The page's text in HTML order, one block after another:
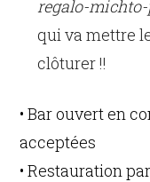
regalo-
qui va mettre
clôturer !!
• Bar ouvert en
acceptées
• Restauration